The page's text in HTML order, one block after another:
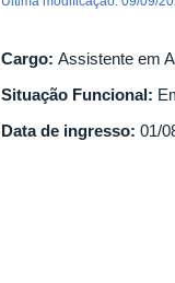
Cargo: Assistente em
Situação Funcional:
Data de ingresso: 01/